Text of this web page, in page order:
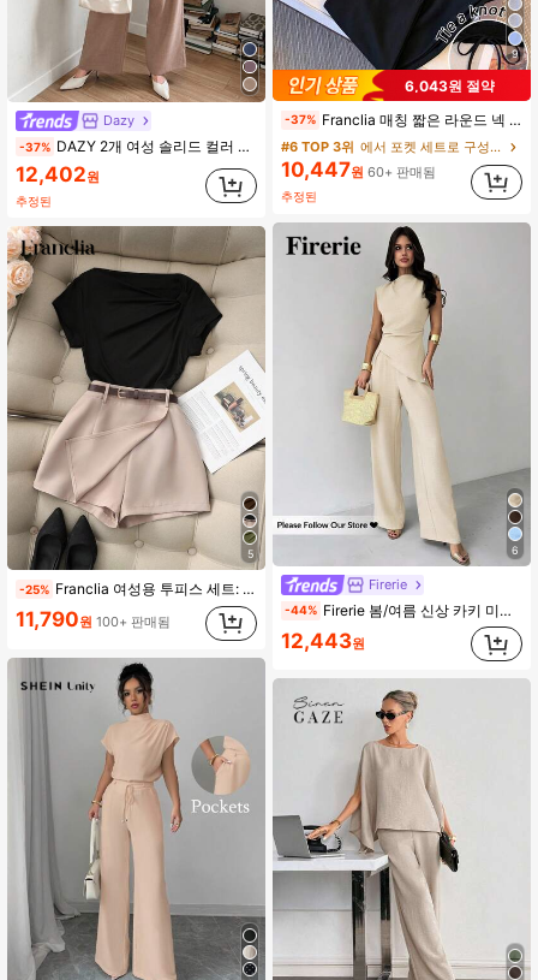
Dazy
-37% DAZY 2개 여성 솔리드 컬러 블라우스 및 와이드 레그 팬츠 세트 여성용 라운지 세트 여성용 반바지 세트
12,402원
추정된
5
-25% Franclia 여성용 투피스 세트: 새로운 여름 스타일리시하고 다용도인 블랙 오프숄더 플리츠 슬림핏 반팔 탑과 카키색 반바지.
11,790원 100+ 판매됨
9
6,043원 절약
-37% Franclia 매칭 짧은 라운드 넥 래글런 소매 상의 + 사선 포켓 스트레이트 레그 팬츠
#6 TOP 3위 에서 포켓 세트로 구성된 투피스 세트
10,447원 60+ 판매됨
추정된
6
Firerie
-44% Firerie 봄/여름 신상 카키 미니멀리스트 우아한 캐주얼 출퇴근 오피스룩: 민소매 비대칭 러플 허리 블라우스 + 레귤러 러플 와이드 레그 팬츠, 린넨 출퇴근 수트, 여성용 비치웨어, 공항룩, 휴가룩, 교사룩
12,443원